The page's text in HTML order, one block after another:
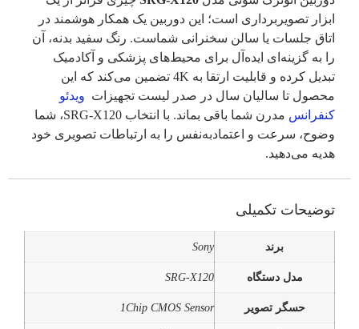
ابزار تصویربرداری است؛ این دوربین یک همکار هوشمند در
اتاق جلسات یا سالن سخنرانی شماست. رنگ سفید بدنه، آن
را به گزینه‌ای ایده‌آل برای محیط‌های پزشکی و آکادمیک
تبدیل کرده و قابلیت ارتقا به 4K تضمین می‌کند که این
محصول تا سالیان سال در صدر لیست تجهیزات ویدئو
کنفرانس
مدرن شما باقی بماند. با انتخاب SRG-X120، شما
وضوح، سرعت و اعتماد‌به‌نفس را به ارتباطات تصویری خود
هدیه می‌دهید.
توضیحات تکمیلی
برند Sony
مدل دستگاه SRG-X120
حسگر تصویر 1Chip CMOS Sensor